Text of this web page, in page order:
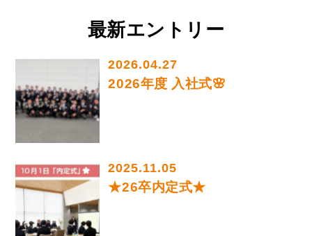
最新エントリー
2026.04.27
2026年度 入社式🌸
2025.11.05
★26卒内定式★